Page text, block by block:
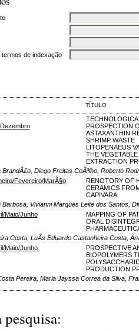
de indexação
TÍTULO
PROSPECTION
ASTAXANTHIN
SHRIMP WASTE
LITOPENAEUS
THE
EXTRACTION
Diego Freitas CoÃªlho, Roberto
Fevereiro/MarÃ§o
RENOTORY OF
CERAMICS
CAPIVARA
Barbosa, Vivianni Marques Leite dos Santos,
Maio/Junho
MAPPING OF
ORAL
Costa, LuÃ­s Eduardo Castanheira Costa,
Maio/Junho
PROSPECTIVE
BIOPOLYMERS
PRODUCTION
Pereira, Marla Jayssa Correa da Silva,
pesquisa: